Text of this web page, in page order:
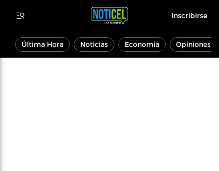
Inscribirse
Última Hora Noticias Economía Opiniones